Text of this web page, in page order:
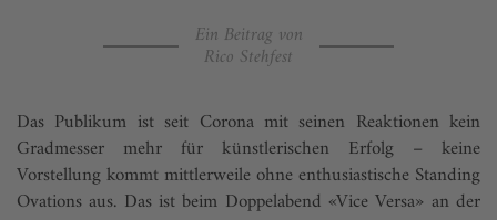
Ein Beitrag von
Rico Stehfest
Das Publikum ist seit Corona mit seinen Reaktionen kein
Gradmesser mehr für künstlerischen Erfolg – keine
Vorstellung kommt mittlerweile ohne enthusiastische Standing
Ovations aus. Das ist beim Doppelabend «Vice Versa» an der